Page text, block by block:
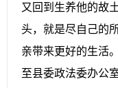
又回到生养他的故
头，就是尽自己的
亲带来更好的生活
至县委政法委办公